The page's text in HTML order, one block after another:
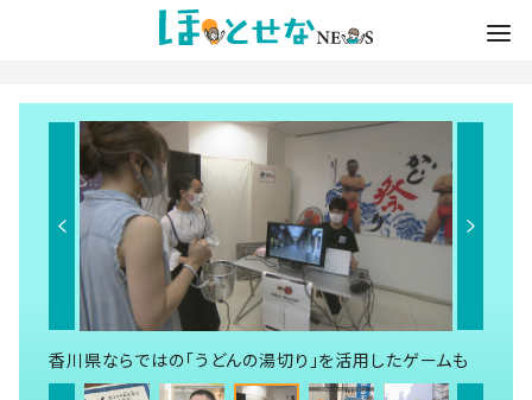
香川県ならではの「うどんの湯切り」を活用したゲームも